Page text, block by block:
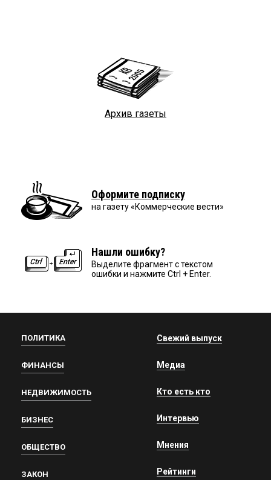
Архив газеты
Оформите подписку
на газету «Коммерческие вести»
Нашли ошибку?
Выделите фрагмент с текстом
ошибки и нажмите Ctrl + Enter.
ПОЛИТИКА
ФИНАНСЫ
НЕДВИЖИМОСТЬ
БИЗНЕС
ОБЩЕСТВО
ЗАКОН
Свежий выпуск
Медиа
Кто есть кто
Интервью
Мнения
Рейтинги